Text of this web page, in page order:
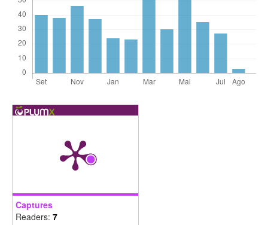
Captures
Readers: 7